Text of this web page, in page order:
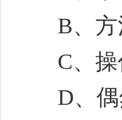
B、方
C、操
D、偶